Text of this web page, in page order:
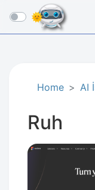
☰
Home AI
Ruh